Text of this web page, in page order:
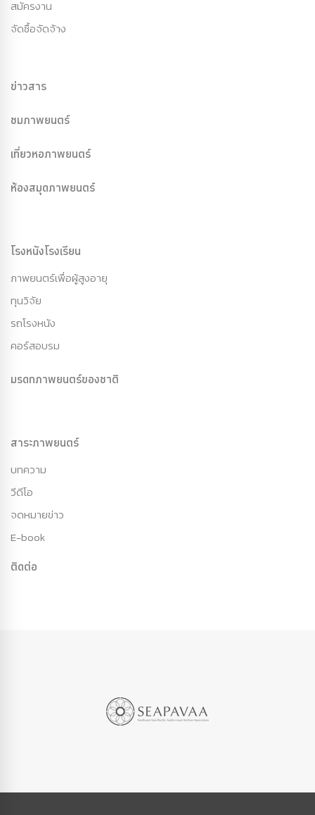
สมัครงาน
จัดซื้อจัดจ้าง
ข่าวสาร
ชมภาพยนตร์
เที่ยวหอภาพยนตร์
ห้องสมุดภาพยนตร์
โรงหนังโรงเรียน
ภาพยนตร์เพื่อผู้สูงอายุ
ทุนวิจัย
รถโรงหนัง
คอร์สอบรม
มรดกภาพยนตร์ของชาติ
สาระภาพยนตร์
บทความ
วีดีโอ
จดหมายข่าว
E-book
ติดต่อ